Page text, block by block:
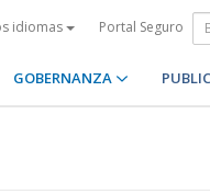
idiomas Portal Seguro
GOBERNANZA